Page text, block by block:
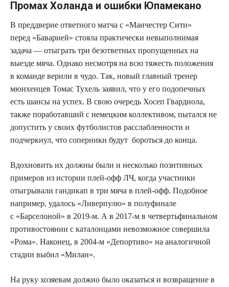
Промах Холанда и ошибки Юпамекано
В преддверие ответного матча с «Манчестер Сити»
перед «Баварией» стояла практически невыполнимая
задача — отыграть три безответных пропущенных на
выезде мяча. Однако несмотря на всю тяжесть положения
в команде верили в чудо. Так, новый главный тренер
мюнхенцев Томас Тухель заявил, что у его подопечных
есть шансы на успех. В свою очередь Хосеп Гвардиола,
также поработавший с немецким коллективом, пытался не
допустить у своих футболистов расслабленности и
подчеркнул, что соперники будут бороться до конца.
Вдохновить их должны были и несколько позитивных
примеров из истории плей-офф ЛЧ, когда участники
отыгрывали гандикап в три мяча в плей-офф. Подобное
например, удалось «Ливерпулю» в полуфинале
с «Барселоной» в 2019-м. А в 2017-м в четвертьфинальном
противостоянии с каталонцами невозможное совершила
«Рома». Наконец, в 2004-м «Депортиво» на аналогичной
стадии выбил «Милан».
На руку хозяевам должно было оказаться и возвращение в